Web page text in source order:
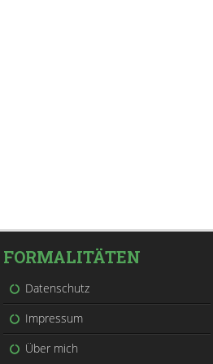
FORMALITÄTEN
Datenschutz
Impressum
Über mich